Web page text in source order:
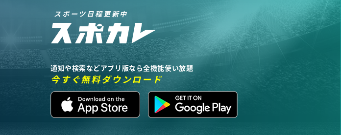
スポーツ日程更新中
通知や検索などアプリ版なら全機能使い放題
今すぐ無料ダウンロード